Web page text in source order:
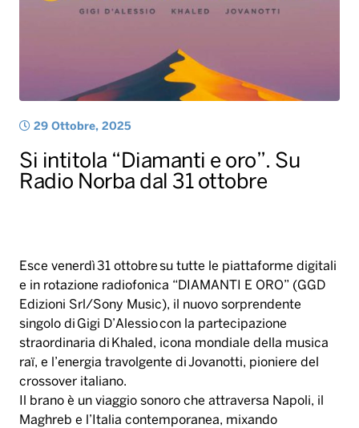
29 Ottobre, 2025
Si intitola “Diamanti e oro”. Su
Radio Norba dal 31 ottobre
Esce venerdì 31 ottobre su tutte le piattaforme digitali
e in rotazione radiofonica “DIAMANTI E ORO” (GGD
Edizioni Srl/Sony Music), il nuovo sorprendente
singolo di Gigi D’Alessio con la partecipazione
straordinaria di Khaled, icona mondiale della musica
raï, e l’energia travolgente di Jovanotti, pioniere del
crossover italiano.
Il brano è un viaggio sonoro che attraversa Napoli, il
Maghreb e l’Italia contemporanea, mixando